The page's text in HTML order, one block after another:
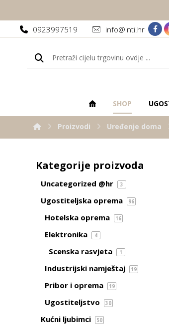
0923997519 info@inti.hr
SHOP
Proizvodi Uređenje doma
Kategorije proizvoda
Uncategorized @hr 3
Ugostiteljska oprema 96
Hotelska oprema 16
Elektronika 4
Scenska rasvjeta 1
Industrijski namještaj 19
Pribor i oprema 19
Ugostiteljstvo 30
Kućni ljubimci 50